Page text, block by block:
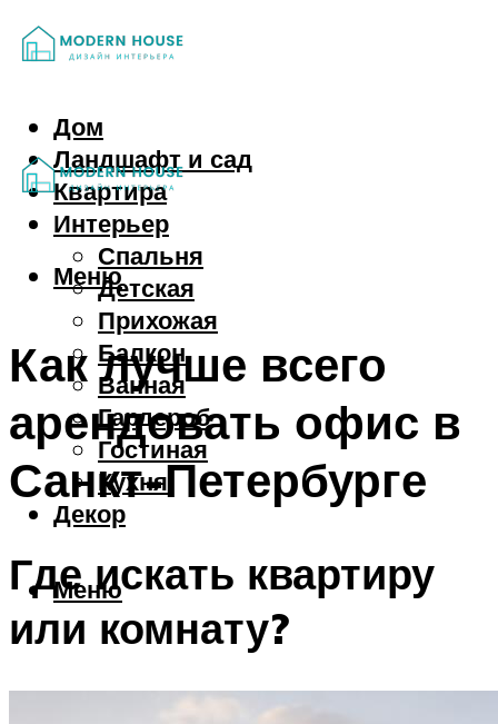
Дом
Ландшафт и сад
Квартира
Интерьер
Спальня
Детская
Прихожая
Балкон
Ванная
Гардероб
Гостиная
Кухня
Декор
Меню
Меню
Как лучше всего
арендовать офис в
Санкт-Петербурге
Где искать квартиру
или комнату?